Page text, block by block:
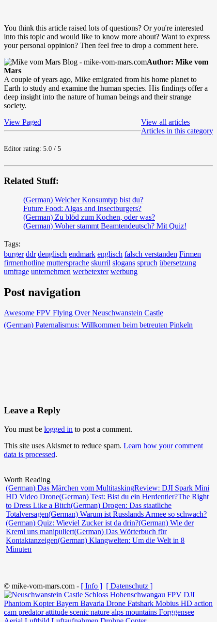
You think this article raised lots of questions? Or you're interested
into this topic and would like to know more about? Want to express
your personal oppinion? Then feel free to drop a comment here.
Author: Mike vom
Mars
A couple of years ago, Mike emigrated from his home planet to
Earth to study and examine the human species. His findings offer a
deep insight into the nature of human beings and their strange
society.
View Paged
View all articles
Articles in this category
Editor rating: 5.0 / 5
Related Stuff:
(German) Welcher Konsumtyp bist du?
Future Food: Algas and Insectburgers?
(German) Zu blöd zum Kochen, oder was?
(German) Woher stammt Beamtendeutsch? Mit Quiz!
Tags:
burger ddr denglisch endmark englisch falsch verstanden Firmen
firmenhotline muttersprache skurril slogans spruch übersetzung
umfrage unternehmen werbetexter werbung
Post navigation
Awesome FPV Flying Over Neuschwanstein Castle
(German) Paternalismus: Willkommen beim betreuten Pinkeln
Leave a Reply
You must be logged in to post a comment.
This site uses Akismet to reduce spam. Learn how your comment
data is processed.
Worth Reading
(German) Das Märchen vom MultitaskingReview: DJI Spark Mini
HD Video Drone(German) Test: Bist du ein Herdentier?The Right
to Dress Like a Bitch(German) Drogen: Das staatliche
Totalversagen(German) Warum ist Russlands Armee so schwach?
(German) Quiz: Wieviel Zucker ist da drin?(German) Wie der
Kreml uns manipuliert(German) Das Wörterbuch für
Kontaktanzeigen(German) Klangwelten: Um die Welt in 8
Minuten
© mike-vom-mars.com - [ Info ] [ Datenschutz ]